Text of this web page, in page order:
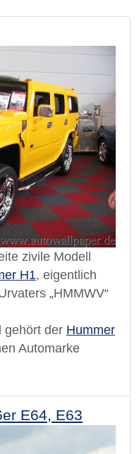
zivile Modell
H1, eigentlich
„HMMWV“
gehört der Hummer
Automarke
E64, E63